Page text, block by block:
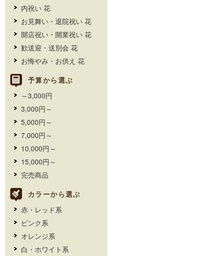
内祝い 花
お見舞い・退院祝い 花
開店祝い・開業祝い 花
歓送迎・送別会 花
お悔やみ・お供え 花
予算から選ぶ
～3,000円
3,000円～
5,000円～
7,000円～
10,000円～
15,000円～
完売商品
カラーから選ぶ
赤・レッド系
ピンク系
オレンジ系
白・ホワイト系